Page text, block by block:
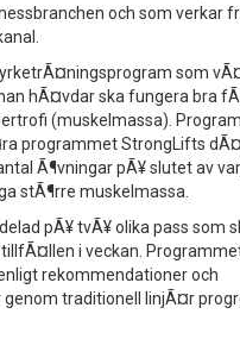
och som verkar
som
hÃ¤vdar ska fungera bra
(muskelmassa).
programmet StrongLifts
Ã¶vningar pÃ¥ slutet av
stÃ¶rre muskelmassa.
pÃ¥ tvÃ¥ olika pass som
i veckan.
rekommendationer och
traditionell linjÃ¤r